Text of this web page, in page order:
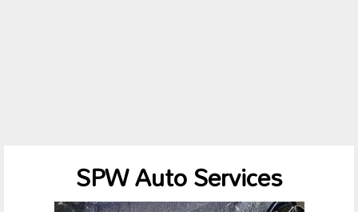
SPW Auto Services